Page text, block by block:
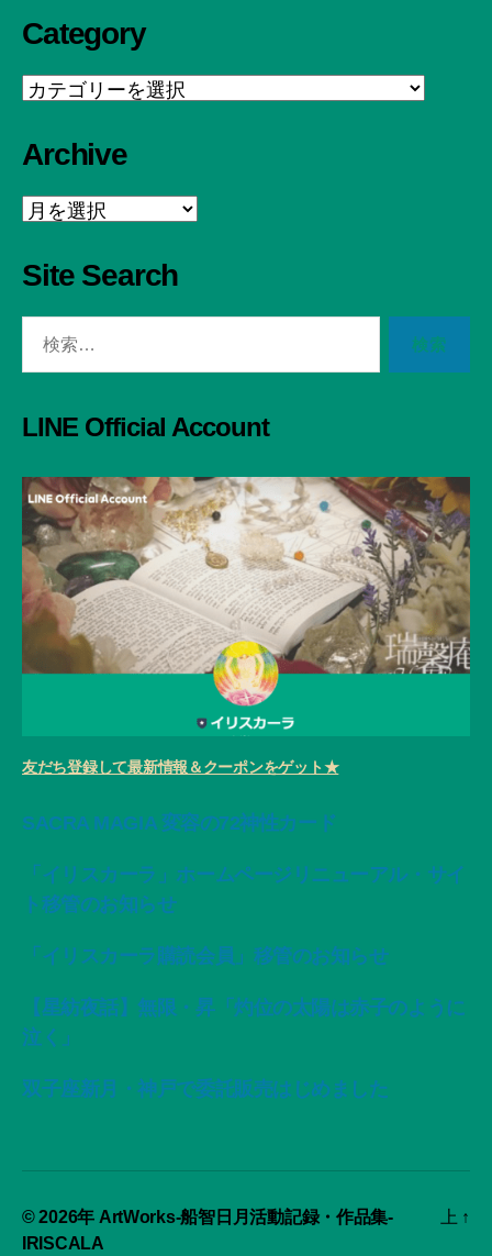
Category
Category
Archive
Archive
Site Search
LINE Official Account
友だち登録して最新情報＆クーポンをゲット★
SACRA MAGIA 変容の72神性カード
「イリスカーラ」ホームページリニューアル・サイ
ト移管のお知らせ
「イリスカーラ購読会員」移管のお知らせ
【星紡夜話】無限・昇「灼位の太陽は赤子のように
泣く」
双子座新月・神戸で委託販売はじめました
© 2026年 ArtWorks-船智日月活動記録・作品集-
IRISCALA
上 ↑